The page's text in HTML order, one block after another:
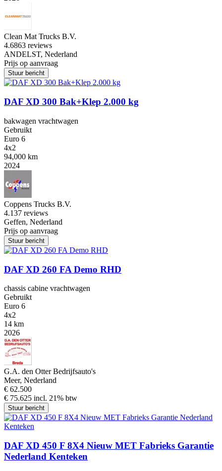
Clean Mat Trucks B.V.
4.6863 reviews
ANDELST, Nederland
Prijs op aanvraag
Stuur bericht
DAF XD 300 Bak+Klep 2.000 kg
bakwagen vrachtwagen
Gebruikt
Euro 6
4x2
94,000 km
2024
Coppens Trucks B.V.
4.137 reviews
Geffen, Nederland
Prijs op aanvraag
Stuur bericht
DAF XD 260 FA Demo RHD
chassis cabine vrachtwagen
Gebruikt
Euro 6
4x2
14 km
2026
G.A. den Otter Bedrijfsauto's
Meer, Nederland
€ 62.500
€ 75.625 incl. 21% btw
Stuur bericht
DAF XD 450 F 8X4 Nieuw MET Fabrieks Garantie
Nederland Kenteken